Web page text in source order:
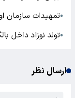
●تمهیدات سازمان
●تولد نوزاد داخل
ارسال نظر